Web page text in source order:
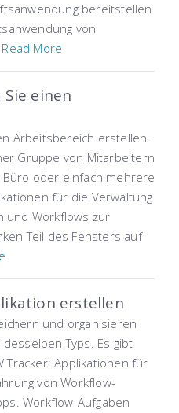
bereitstellen
von
Read More
einen
Arbeitsbereich erstellen.
Gruppe von Mitarbeitern
Büro oder einfach mehrere
für die Verwaltung
und Workflows zur
Teil des Fensters auf
erstellen
und organisieren
Typs. Es gibt
Tracker: Applikationen für
von Workflow-
Workflow-Aufgaben